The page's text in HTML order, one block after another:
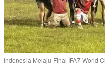
Indonesia Melaju Final IFA7 World